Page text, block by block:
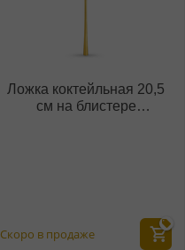
Ложка коктейльная 20,5
см на блистере
Скоро в продаже